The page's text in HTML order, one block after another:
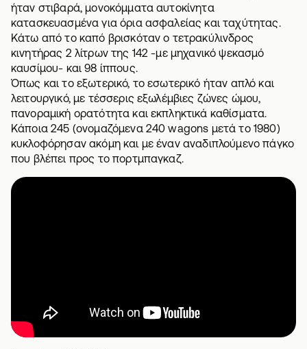
ήταν στιβαρά, μονοκόμματα αυτοκίνητα
κατασκευασμένα για όρια ασφαλείας και ταχύτητας.
Κάτω από το καπό βρισκόταν ο τετρακύλινδρος
κινητήρας 2 λίτρων της 142 -με μηχανικό ψεκασμό
καυσίμου- και 98 ίππους.
Όπως και το εξωτερικό, το εσωτερικό ήταν απλό και
λειτουργικό, με τέσσερις εξωλέμβιες ζώνες ώμου,
πανοραμική ορατότητα και εκπληκτικά καθίσματα.
Κάποια 245 (ονομαζόμενα 240 wagons μετά το 1980)
κυκλοφόρησαν ακόμη και με έναν αναδιπλούμενο πάγκο
που βλέπει προς τo πορτμπαγκαζ.